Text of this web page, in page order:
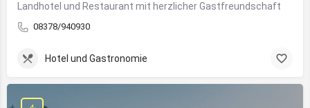
Landhotel und Restaurant mit herzlicher Gastfreundschaft
08378/940930
Hotel und Gastronomie